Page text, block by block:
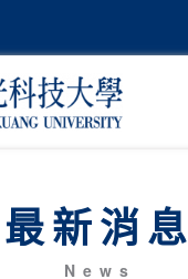
最新消息
News